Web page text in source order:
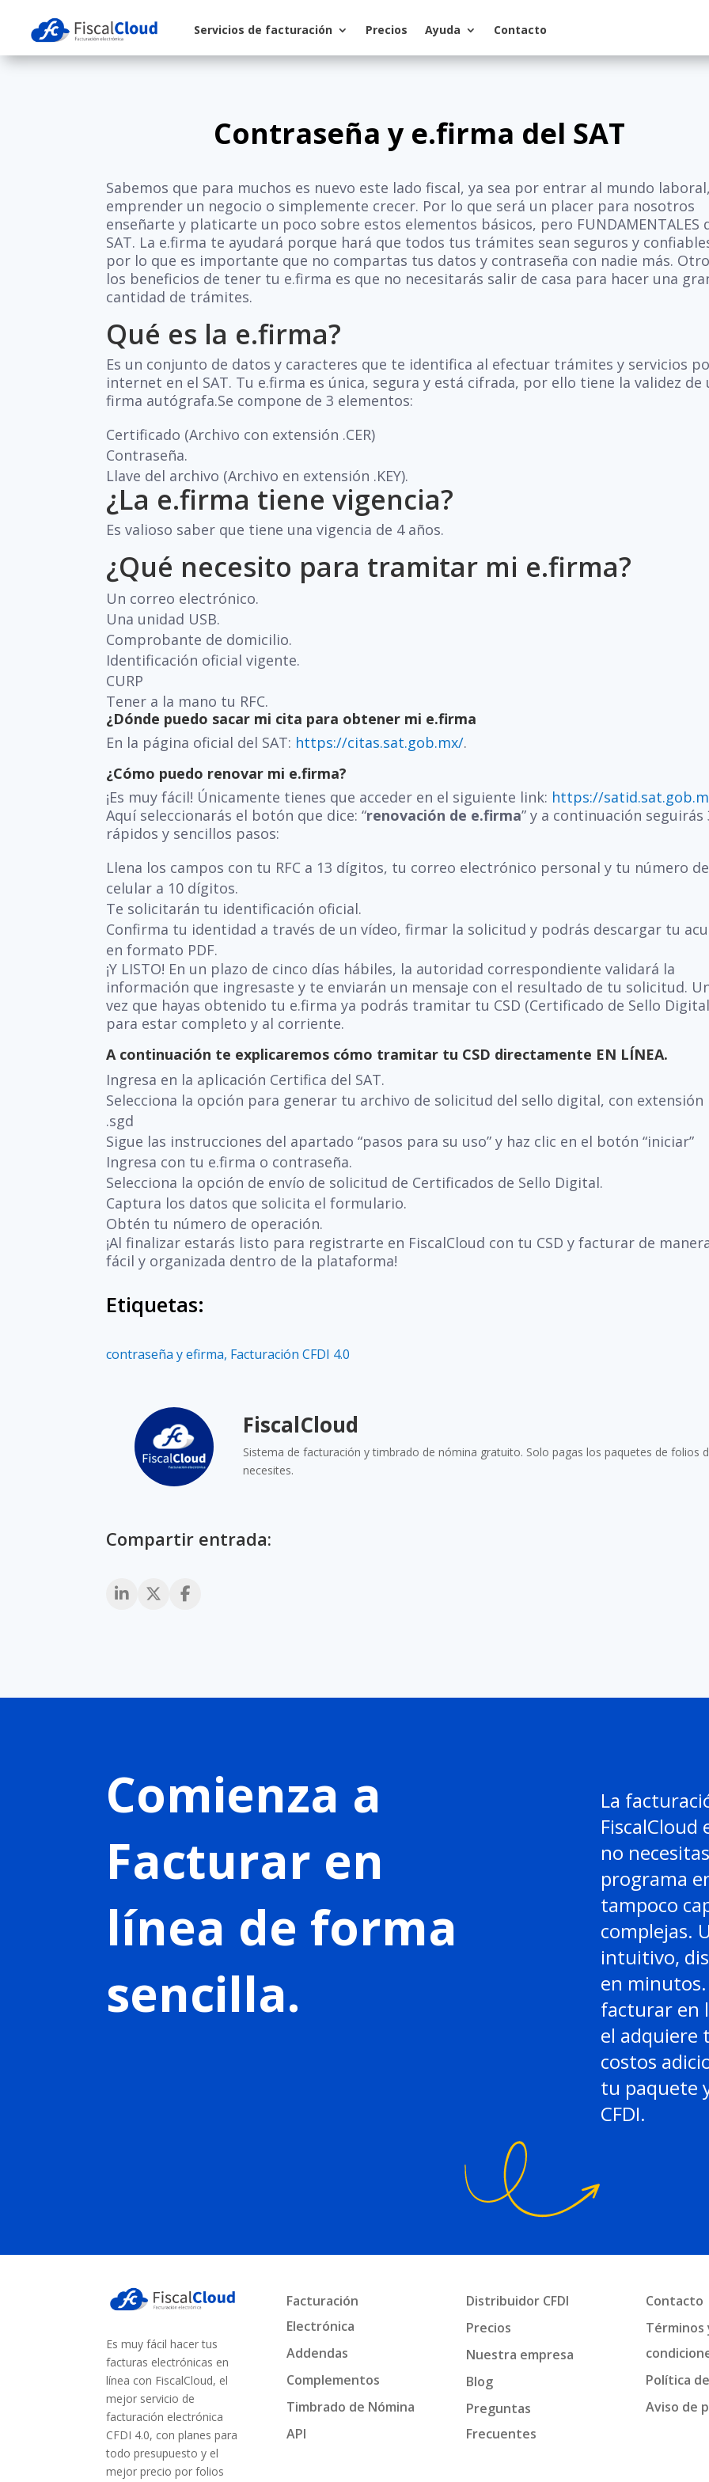
Servicios de facturación Precios Ayuda Contacto
Contraseña y e.firma del SAT
Sabemos que para muchos es nuevo este lado fiscal, ya sea por entrar al mundo
emprender un negocio o simplemente crecer. Por lo que será un placer para nosotros
enseñarte y platicarte un poco sobre estos elementos básicos, pero FUNDAMENTALES
SAT. La e.firma te ayudará porque hará que todos tus trámites sean seguros y
por lo que es importante que no compartas tus datos y contraseña con nadie más.
los beneficios de tener tu e.firma es que no necesitarás salir de casa para hacer una
cantidad de trámites.
Qué es la e.firma?
Es un conjunto de datos y caracteres que te identifica al efectuar trámites y servicios
internet en el SAT. Tu e.firma es única, segura y está cifrada, por ello tiene la validez de
firma autógrafa.Se compone de 3 elementos:
Certificado (Archivo con extensión .CER)
Contraseña.
Llave del archivo (Archivo en extensión .KEY).
¿La e.firma tiene vigencia?
Es valioso saber que tiene una vigencia de 4 años.
¿Qué necesito para tramitar mi e.firma?
Un correo electrónico.
Una unidad USB.
Comprobante de domicilio.
Identificación oficial vigente.
CURP
Tener a la mano tu RFC.
¿Dónde puedo sacar mi cita para obtener mi e.firma
En la página oficial del SAT: https://citas.sat.gob.mx/.
¿Cómo puedo renovar mi e.firma?
¡Es muy fácil! Únicamente tienes que acceder en el siguiente link: https://
Aquí seleccionarás el botón que dice: “renovación de e.firma” y a continuación seguirás
rápidos y sencillos pasos:
Llena los campos con tu RFC a 13 dígitos, tu correo electrónico personal y tu número de
celular a 10 dígitos.
Te solicitarán tu identificación oficial.
Confirma tu identidad a través de un vídeo, firmar la solicitud y podrás descargar tu
en formato PDF.
¡Y LISTO! En un plazo de cinco días hábiles, la autoridad correspondiente validará la
información que ingresaste y te enviarán un mensaje con el resultado de tu solicitud.
vez que hayas obtenido tu e.firma ya podrás tramitar tu CSD (Certificado de Sello
para estar completo y al corriente.
A continuación te explicaremos cómo tramitar tu CSD directamente EN LÍNEA.
Ingresa en la aplicación Certifica del SAT.
Selecciona la opción para generar tu archivo de solicitud del sello digital, con extensión
.sgd
Sigue las instrucciones del apartado “pasos para su uso” y haz clic en el botón “iniciar”
Ingresa con tu e.firma o contraseña.
Selecciona la opción de envío de solicitud de Certificados de Sello Digital.
Captura los datos que solicita el formulario.
Obtén tu número de operación.
¡Al finalizar estarás listo para registrarte en FiscalCloud con tu CSD y facturar de
fácil y organizada dentro de la plataforma!
Etiquetas:
contraseña y efirma, Facturación CFDI 4.0
FiscalCloud
Sistema de facturación y timbrado de nómina gratuito. Solo pagas los paquetes de folios
necesites.
Compartir entrada:
Comienza a
Facturar en
línea de forma
sencilla.
La
FiscalCloud
no
programa
tampoco
complejas.
intuitivo,
en
facturar en
el adquiere
costos
tu paquete
CFDI.
Es muy fácil hacer tus
facturas electrónicas en
línea con FiscalCloud, el
mejor servicio de
facturación electrónica
CFDI 4.0, con planes para
todo presupuesto y el
mejor precio por folios
Facturación
Electrónica
Addendas
Complementos
Timbrado de Nómina
API
Distribuidor CFDI
Precios
Nuestra empresa
Blog
Preguntas
Frecuentes
Contacto
Términos
Política
Aviso de